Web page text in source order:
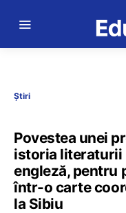
Știri
Povestea unei
istoria literaturii
engleză, pentru
într-o carte
la Sibiu